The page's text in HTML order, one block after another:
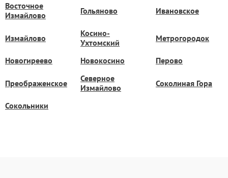
Восточное
Измайлово
Гольяново Ивановское
Измайлово
Косино-
Ухтомский
Метрогородок
Новогиреево Новокосино Перово
Преображенское
Северное
Измайлово
Соколиная Гора
Сокольники